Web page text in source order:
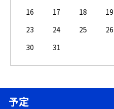
16
17 18 19
23
24 25 26
30
31
予定